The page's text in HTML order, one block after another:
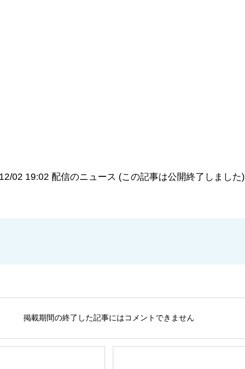
02 19:02 配信のニュース (この記事は公開終了しました)
掲載期間の終了した記事にはコメントできません